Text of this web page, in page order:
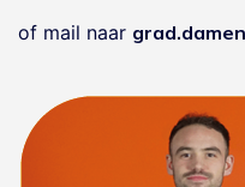
of mail naar